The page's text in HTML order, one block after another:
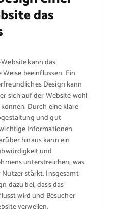
das
kann das
beeinflussen. Ein
Design kann
sich auf der Website wohl
Durch eine klare
und gut
Informationen
hinaus kann ein
und
unterstreichen, was
stärkt. Insgesamt
dazu bei, dass das
wird und Besucher
verweilen.